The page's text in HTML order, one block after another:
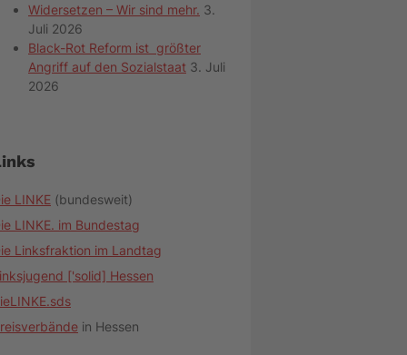
Widersetzen – Wir sind mehr. 3.
Juli 2026
Black-Rot Reform ist größter
Angriff auf den Sozialstaat 3. Juli
2026
LINKE (bundesweit)
LINKE. im Bundestag
Linksfraktion im Landtag
['solid] Hessen
in Hessen